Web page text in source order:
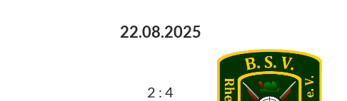
22.08.2025
2 : 4